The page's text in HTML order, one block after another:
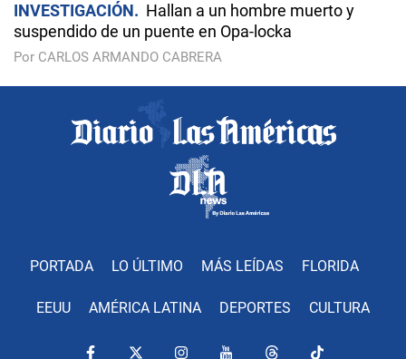
INVESTIGACIÓN
Hallan a un hombre muerto y
suspendido de un puente en Opa-locka
Por CARLOS ARMANDO CABRERA
PORTADA LO ÚLTIMO MÁS LEÍDAS FLORIDA
EEUU AMÉRICA LATINA DEPORTES CULTURA